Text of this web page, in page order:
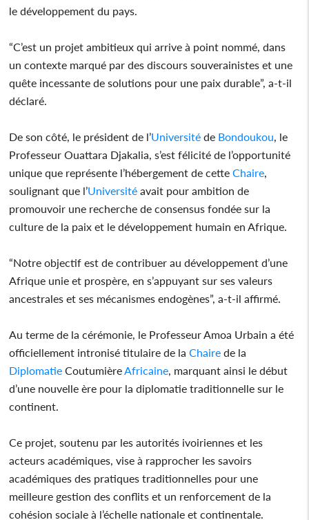
le développement du pays.
“C’est un projet ambitieux qui arrive à point nommé, dans
un contexte marqué par des discours souverainistes et une
quête incessante de solutions pour une paix durable”, a-t-il
déclaré.
De son côté, le président de l’Université de Bondoukou , le
Professeur Ouattara Djakalia, s’est félicité de l’opportunité
unique que représente l’hébergement de cette Chaire
soulignant que l’Université avait pour ambition de
promouvoir une recherche de consensus fondée sur la
culture de la paix et le développement humain en Afrique.
“Notre objectif est de contribuer au développement d’une
Afrique unie et prospère, en s’appuyant sur ses valeurs
ancestrales et ses mécanismes endogènes”, a-t-il affirmé.
Au terme de la cérémonie, le Professeur Amoa Urbain a été
officiellement intronisé titulaire de la Chaire de la
Diplomatie Coutumière Africaine , marquant ainsi le début
d’une nouvelle ère pour la diplomatie traditionnelle sur le
continent.
Ce projet, soutenu par les autorités ivoiriennes et les
acteurs académiques, vise à rapprocher les savoirs
académiques des pratiques traditionnelles pour une
meilleure gestion des conflits et un renforcement de la
cohésion sociale à l’échelle nationale et continentale.